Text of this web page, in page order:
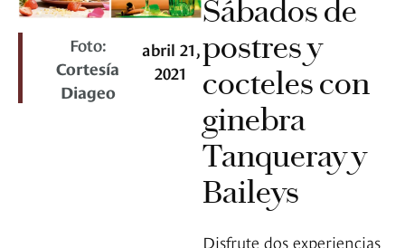
Foto:
Cortesía
Diageo
abril 21,
2021
Sábados de
postres y
cocteles con
ginebra
Tanqueray y
Baileys
Disfrute dos experiencias